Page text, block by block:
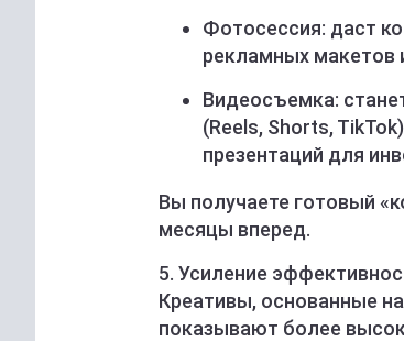
Фотосессия: даст
рекламных макетов
Видеосъемка:
(Reels, Shorts,
презентаций для
Вы получаете готовый
месяцы вперед.
5. Усиление
Креативы, основанные
показывают более